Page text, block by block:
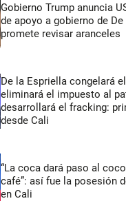
Gobierno Trump anuncia
de apoyo a gobierno de
promete revisar aranceles
De la Espriella congelará
eliminará el impuesto al
desarrollará el fracking:
desde Cali
“La coca dará paso al
café”: así fue la posesión
en Cali